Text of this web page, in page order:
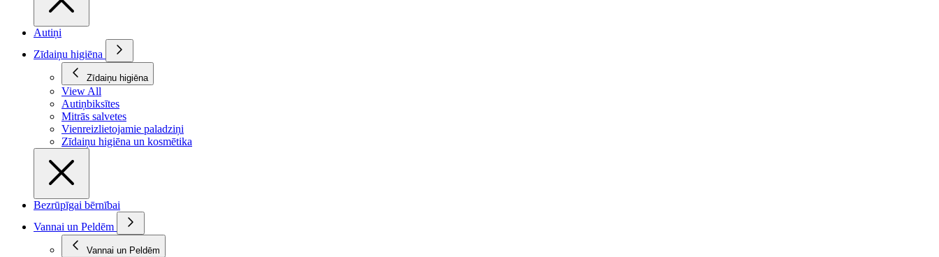
Autiņi
Zīdaiņu higiēna
Zīdaiņu higiēna
View All
Autiņbiksītes
Mitrās salvetes
Vienreizlietojamie paladziņi
Zīdaiņu higiēna un kosmētika
Bezrūpīgai bērnībai
Vannai un Peldēm
Vannai un Peldēm